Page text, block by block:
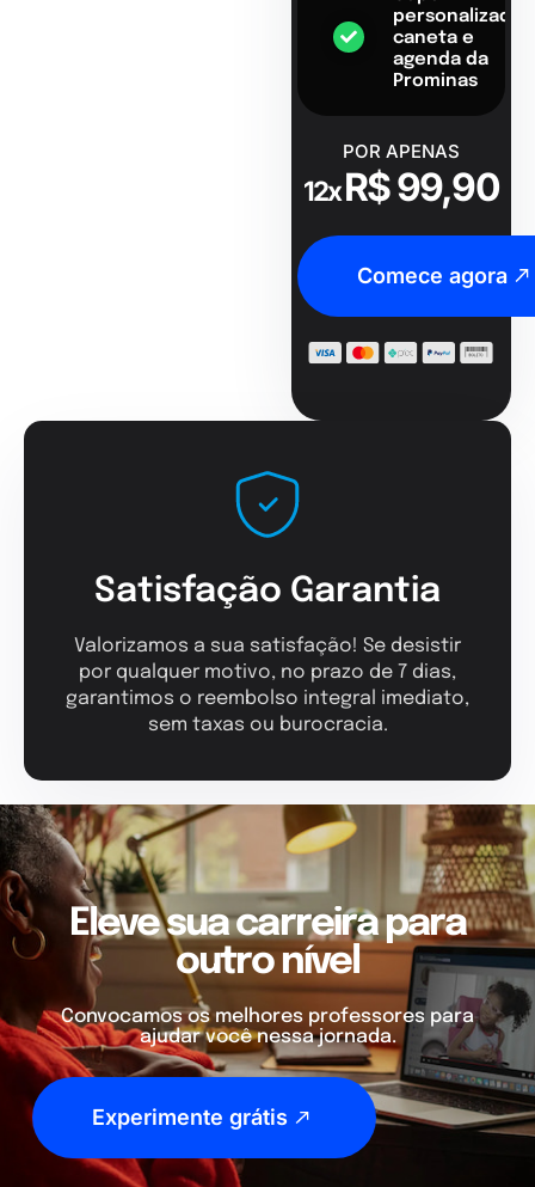
personalizado,
caneta e
agenda da
Prominas
POR APENAS
12xR$ 99,90
Comece agora
Satisfação Garantia
Valorizamos a sua satisfação! Se desistir
por qualquer motivo, no prazo de 7 dias,
garantimos o reembolso integral imediato,
sem taxas ou burocracia.
Eleve sua carreira para
outro nível
Convocamos os melhores professores para
ajudar você nessa jornada.
Experimente grátis